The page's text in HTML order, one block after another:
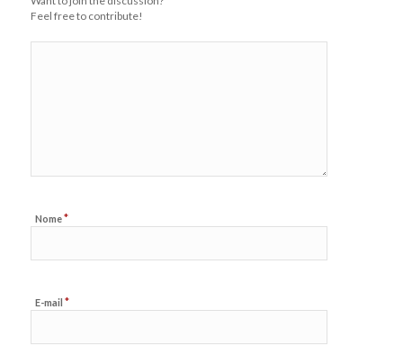
Feel free to contribute!
Nome*
E-mail *